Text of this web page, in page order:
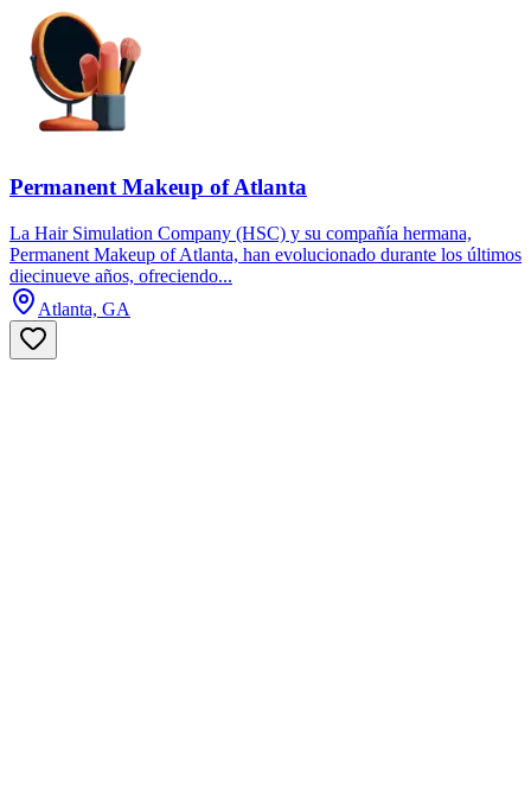
Permanent Makeup of Atlanta
La Hair Simulation Company (HSC) y su compañía hermana,
Permanent Makeup of Atlanta, han evolucionado durante los últimos
diecinueve años, ofreciendo...
Atlanta, GA